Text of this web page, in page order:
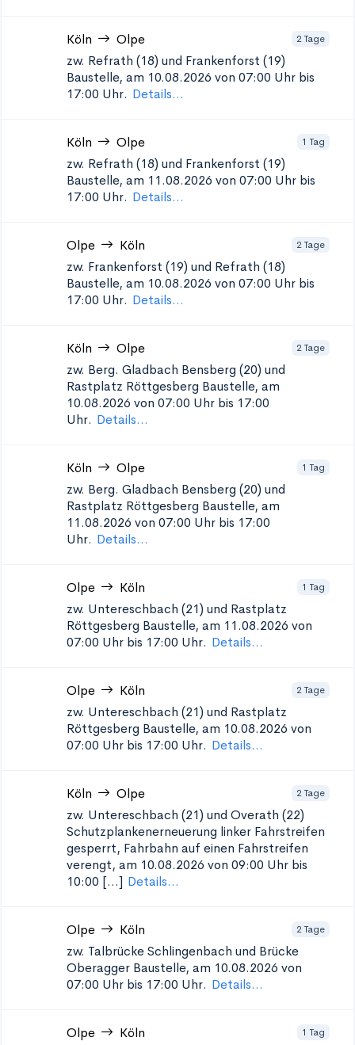
Köln Olpe 2 Tage
zw. Refrath (18) und Frankenforst (19)
Baustelle, am 10.08.2026 von 07:00 Uhr bis
17:00 Uhr. Details...
Köln Olpe 1 Tag
zw. Refrath (18) und Frankenforst (19)
Baustelle, am 11.08.2026 von 07:00 Uhr bis
17:00 Uhr. Details...
Olpe Köln 2 Tage
zw. Frankenforst (19) und Refrath (18)
Baustelle, am 10.08.2026 von 07:00 Uhr bis
17:00 Uhr. Details...
Köln Olpe 2 Tage
zw. Berg. Gladbach Bensberg (20) und
Rastplatz Röttgesberg Baustelle, am
10.08.2026 von 07:00 Uhr bis 17:00
Uhr. Details...
Köln Olpe 1 Tag
zw. Berg. Gladbach Bensberg (20) und
Rastplatz Röttgesberg Baustelle, am
11.08.2026 von 07:00 Uhr bis 17:00
Uhr. Details...
Olpe Köln 1 Tag
zw. Untereschbach (21) und Rastplatz
Röttgesberg Baustelle, am 11.08.2026 von
07:00 Uhr bis 17:00 Uhr. Details...
Olpe Köln 2 Tage
zw. Untereschbach (21) und Rastplatz
Röttgesberg Baustelle, am 10.08.2026 von
07:00 Uhr bis 17:00 Uhr. Details...
Köln Olpe 2 Tage
zw. Untereschbach (21) und Overath (22)
Schutzplankenerneuerung linker Fahrstreifen
gesperrt, Fahrbahn auf einen Fahrstreifen
verengt, am 10.08.2026 von 09:00 Uhr bis
10:00 [...] Details...
Olpe Köln 2 Tage
zw. Talbrücke Schlingenbach und Brücke
Oberagger Baustelle, am 10.08.2026 von
07:00 Uhr bis 17:00 Uhr. Details...
Olpe Köln 1 Tag